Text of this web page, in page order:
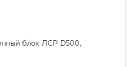
блок ЛСР D500,